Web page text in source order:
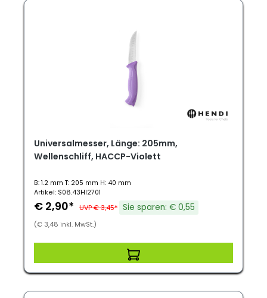
Universalmesser, Länge: 205mm,
Wellenschliff, HACCP-Violett
B: 1.2 mm T: 205 mm H: 40 mm
Artikel: S08.43HI2701
€ 2,90* UVP € 3,45* Sie sparen: € 0,55
(€ 3,48 inkl. MwSt.)